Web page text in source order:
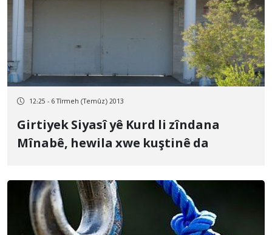
12:25 - 6 Tîrmeh (Temûz) 2013
Girtiyek Siyasî yê Kurd li zîndana
Mînabê, hewila xwe kuştinê da